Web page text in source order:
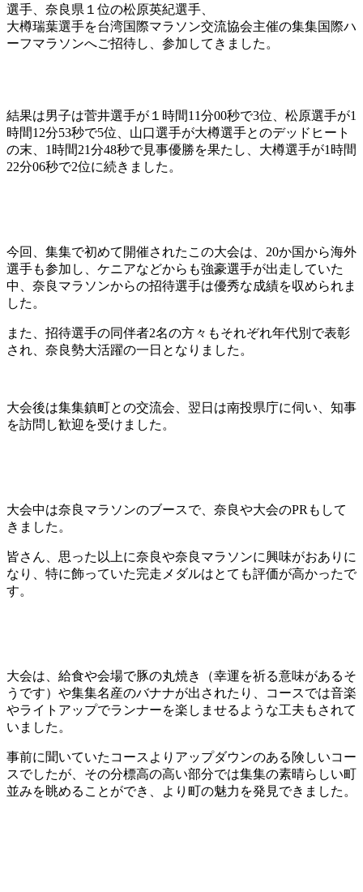
選手、奈良県１位の松原英紀選手、
大樽瑞葉選手を台湾国際マラソン交流協会主催の集集国際ハ
ーフマラソンへご招待し、参加してきました。
結果は男子は菅井選手が１時間11分00秒で3位、松原選手が1
時間12分53秒で5位、山口選手が大樽選手とのデッドヒート
の末、1時間21分48秒で見事優勝を果たし、大樽選手が1時間
22分06秒で2位に続きました。
今回、集集で初めて開催されたこの大会は、20か国から海外
選手も参加し、ケニアなどからも強豪選手が出走していた
中、奈良マラソンからの招待選手は優秀な成績を収められま
した。
また、招待選手の同伴者2名の方々もそれぞれ年代別で表彰
され、奈良勢大活躍の一日となりました。
大会後は集集鎮町との交流会、翌日は南投県庁に伺い、知事
を訪問し歓迎を受けました。
大会中は奈良マラソンのブースで、奈良や大会のPRもして
きました。
皆さん、思った以上に奈良や奈良マラソンに興味がおありに
なり、特に飾っていた完走メダルはとても評価が高かったで
す。
大会は、給食や会場で豚の丸焼き（幸運を祈る意味があるそ
うです）や集集名産のバナナが出されたり、コースでは音楽
やライトアップでランナーを楽しませるような工夫もされて
いました。
事前に聞いていたコースよりアップダウンのある険しいコー
スでしたが、その分標高の高い部分では集集の素晴らしい町
並みを眺めることができ、より町の魅力を発見できました。